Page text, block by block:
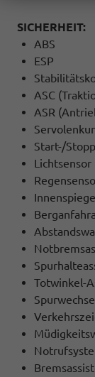
SICHERHEIT:
ABS
ESP
ASC
ASR
Start-/
Lichtsensor
Totwinkel-